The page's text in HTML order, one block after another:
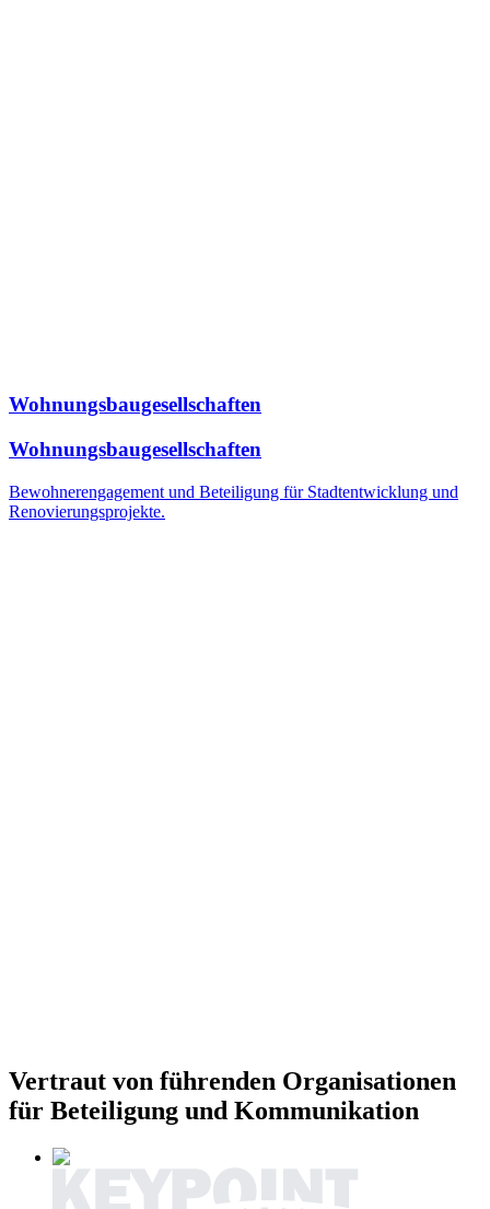
Wohnungsbaugesellschaften
Wohnungsbaugesellschaften
Bewohnerengagement und Beteiligung für Stadtentwicklung und
Renovierungsprojekte.
Vertraut von führenden Organisationen
für Beteiligung und Kommunikation